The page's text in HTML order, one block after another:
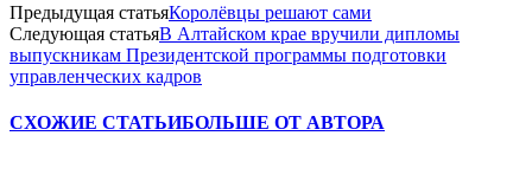
Предыдущая статьяКоролёвцы решают сами
Следующая статьяВ Алтайском крае вручили дипломы
выпускникам Президентской программы подготовки
управленческих кадров
СХОЖИЕ СТАТЬИБОЛЬШЕ ОТ АВТОРА